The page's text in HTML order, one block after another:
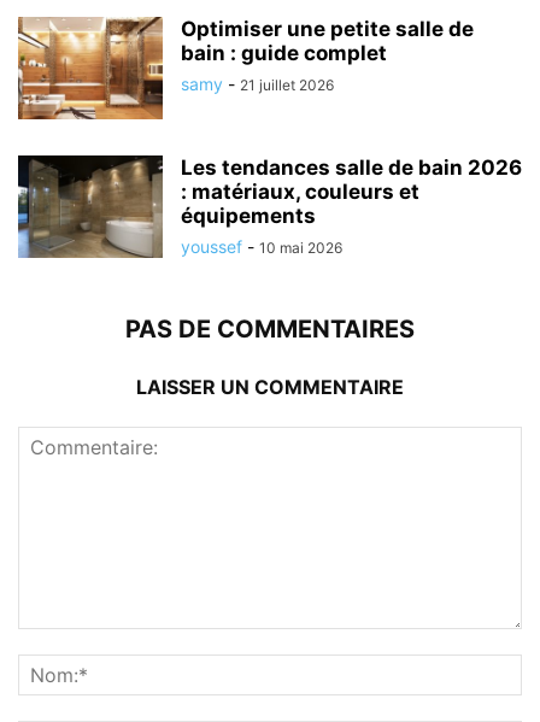
Optimiser une petite salle de
bain : guide complet
samy - 21 juillet 2026
Les tendances salle de bain 2026
: matériaux, couleurs et
équipements
youssef - 10 mai 2026
PAS DE COMMENTAIRES
LAISSER UN COMMENTAIRE